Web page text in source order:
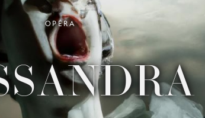
OPÉRA